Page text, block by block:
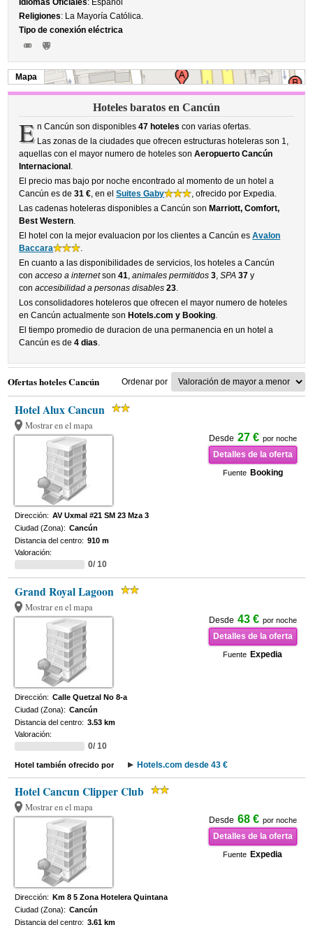
Idiomas Oficiales: Español
Religiones: La Mayoría Católica.
Tipo de conexión eléctrica
Mapa
Hoteles baratos en Cancún
E n Cancún son disponibles 47 hoteles con varias ofertas.
Las zonas de la ciudades que ofrecen estructuras hoteleras son 1,
aquellas con el mayor numero de hoteles sonAeropuerto Cancún
Internacional .
El precio mas bajo por noche encontrado al momento de un hotel a
Cancún es de31 €, en elSuites Gaby
, ofrecido por Expedia.
Las cadenas hoteleras disponibles a Cancún son Marriott, Comfort,
Best Western.
El hotel con la mejor evaluacion por los clientes a Cancún esAvalon
Baccara
.
En cuanto a las disponibilidades de servicios, los hoteles a Cancún
conacceso a internetson41,animales permitidos 3,SPA 37 y
conaccesibilidad a personas disables 23.
Los consolidadores hoteleros que ofrecen el mayor numero de hoteles
en Cancún actualmente son Hotels.com y Booking.
El tiempo promedio de duracion de una permanencia en un hotel a
Cancún es de4 dias.
Ofertas hoteles Cancún Ordenar por
Hotel Alux Cancun
Mostrar en el mapa
Desde 27 € por noche
Detalles de la oferta
Fuente Booking
Dirección: AV Uxmal #21 SM 23 Mza 3
Ciudad (Zona): Cancún
Distancia del centro: 910 m
Valoración:
0/ 10
Grand Royal Lagoon
Mostrar en el mapa
Desde 43 € por noche
Detalles de la oferta
Fuente Expedia
Dirección: Calle Quetzal No 8-a
Ciudad (Zona): Cancún
Distancia del centro: 3.53 km
Valoración:
0/ 10
Hotel también ofrecido por Hotels.com desde 43 €
Hotel Cancun Clipper Club
Mostrar en el mapa
Desde 68 € por noche
Detalles de la oferta
Fuente Expedia
Dirección: Km 8 5 Zona Hotelera Quintana
Ciudad (Zona): Cancún
Distancia del centro: 3.61 km